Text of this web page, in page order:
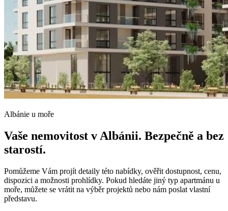
Albánie u moře
Vaše nemovitost v Albánii. Bezpečně a bez
starostí.
Pomůžeme Vám projít detaily této nabídky, ověřit dostupnost, cenu,
dispozici a možnosti prohlídky. Pokud hledáte jiný typ apartmánu u
moře, můžete se vrátit na výběr projektů nebo nám poslat vlastní
představu.